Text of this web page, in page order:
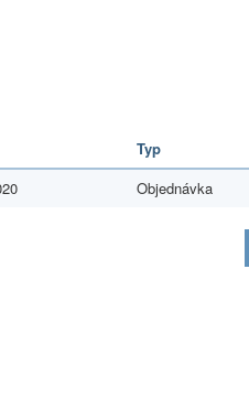
Typ
Objednávka